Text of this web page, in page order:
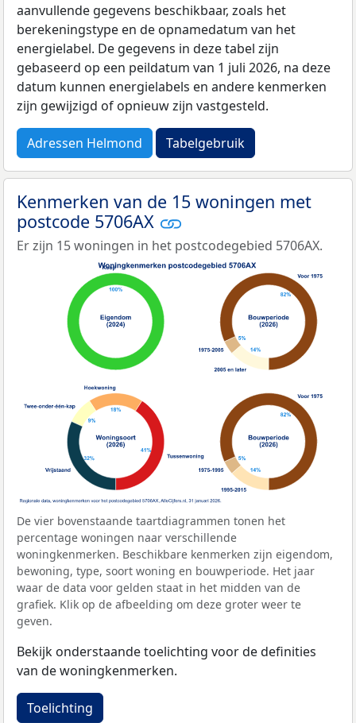
aanvullende gegevens beschikbaar, zoals het
berekeningstype en de opnamedatum van het
energielabel. De gegevens in deze tabel zijn
gebaseerd op een peildatum van 1 juli 2026, na deze
datum kunnen energielabels en andere kenmerken
zijn gewijzigd of opnieuw zijn vastgesteld.
Adressen Helmond Tabelgebruik
Kenmerken van de 15 woningen met
postcode 5706AX
Er zijn 15 woningen in het postcodegebied 5706AX.
De vier bovenstaande taartdiagrammen tonen het
percentage woningen naar verschillende
woningkenmerken. Beschikbare kenmerken zijn eigendom,
bewoning, type, soort woning en bouwperiode. Het jaar
waar de data voor gelden staat in het midden van de
grafiek. Klik op de afbeelding om deze groter weer te
geven.
Bekijk onderstaande toelichting voor de definities
van de woningkenmerken.
Toelichting